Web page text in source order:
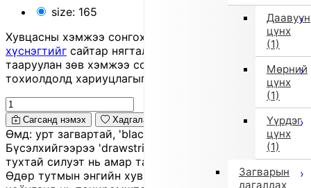
Даавуун
цүнх
(1)
Мөрний
цүнх
(1)
Үүрдэг
цүнх
(1)
Загварын
дагалдах
size: 165
Хувцасны хэмжээ сонгохдоо
хэмжээ сонгох
хүснэгтийг сайтар нягталж, биеийн хэмжээтэйгээ
тааруулан зөв хэмжээ сонгоно уу, хувцас таарахгүй
тохиолдолд хариуцлагыг захиалагч өөрөө хүлээнэ.
Сагсанд нэмэх Хадгалах
Өмд: урт загвартай, 'black' өнгөтэй 'wide pants'.
Бүсэлхийгээрээ 'drawstring'-той бөгөөд сул, тав
тухтай силуэт нь амар тайван төрхийг бүрдүүлнэ.
Өдөр тутмын энгийн хувцаслалт болон гадуур явахад